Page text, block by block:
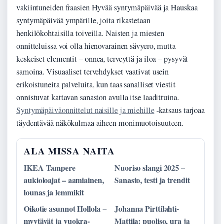
vakiintuneiden fraasien Hyvää syntymäpäivää ja Hauskaa
syntymäpäivää ympärille, joita rikastetaan
henkilökohtaisilla toiveilla. Naisten ja miesten
onnitteluissa voi olla hienovarainen sävyero, mutta
keskeiset elementit – onnea, terveyttä ja iloa – pysyvät
samoina. Visuaaliset tervehdykset vaativat usein
erikoistuneita palveluita, kun taas sanalliset viestit
onnistuvat kattavan sanaston avulla itse laadittuina.
Syntymäpäiväonnittelut naisille ja miehille-katsaus tarjoaa
täydentävää näkökulmaa aiheen monimuotoisuuteen.
ALA MISSA NAITA
IKEA Tampere
aukioloajat – aamiainen,
lounas ja lemmikit
Nuoriso slangi 2025 –
Sanasto, testi ja trendit
Oikotie asunnot Hollola –
myytävät ja vuokra-
Johanna Pirttilahti-
Mattila: puoliso, ura ja